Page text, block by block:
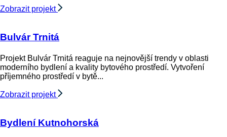
Zobrazit projekt
Bulvár Trnitá
Projekt Bulvár Trnitá reaguje na nejnovější trendy v oblasti
moderního bydlení a kvality bytového prostředí. Vytvoření
příjemného prostředí v bytě...
Zobrazit projekt
Bydlení Kutnohorská